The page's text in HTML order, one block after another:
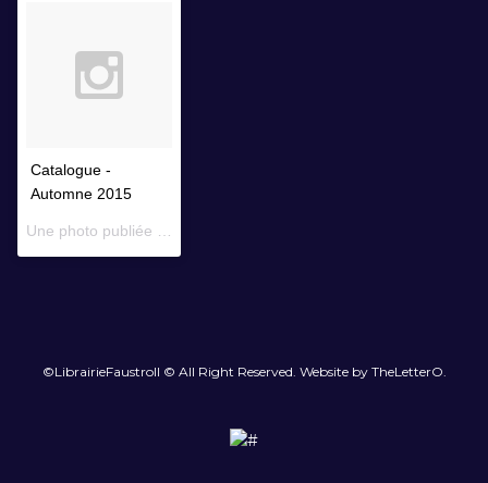
Catalogue -
Automne 2015
©LibrairieFaustroll © All Right Reserved. Website by TheLetterO.